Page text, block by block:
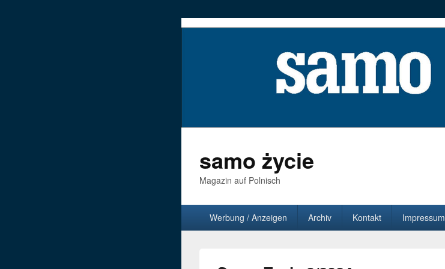
samo życie
Magazin auf Polnisch
Werbung / Anzeigen Archiv Kontakt Impressum